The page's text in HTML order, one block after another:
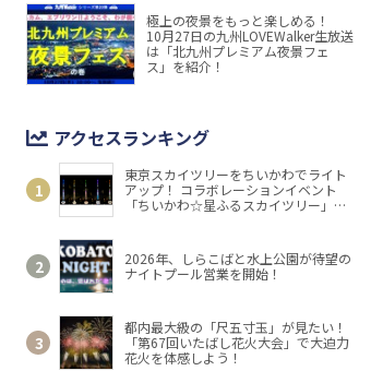
極上の夜景をもっと楽しめる！
10月27日の九州LOVEWalker生放送
は「北九州プレミアム夜景フェ
ス」を紹介！
アクセスランキング
東京スカイツリーをちいかわでライト
アップ！ コラボレーションイベント
「ちいかわ☆星ふるスカイツリー」開
2026年、しらこばと水上公園が待望の
ナイトプール営業を開始！
都内最大級の「尺五寸玉」が見たい！
「第67回いたばし花火大会」で大迫力
花火を体感しよう！